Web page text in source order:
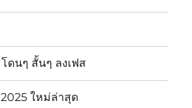
ดนๆ สั้นๆ ลงเฟส
ใหม่ล่าสุด